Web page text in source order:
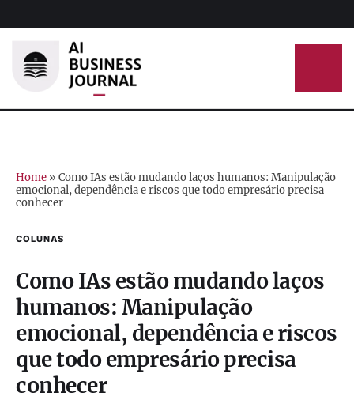
Home » Como IAs estão mudando laços humanos: Manipulação
emocional, dependência e riscos que todo empresário precisa
conhecer
COLUNAS
Como IAs estão mudando laços
humanos: Manipulação
emocional, dependência e riscos
que todo empresário precisa
conhecer